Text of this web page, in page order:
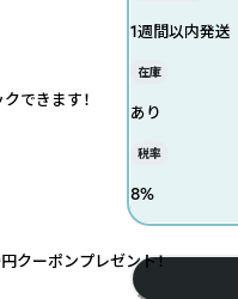
1週間以内発送
在庫
あり
税率
8%
できます！
クーポンプレゼント！